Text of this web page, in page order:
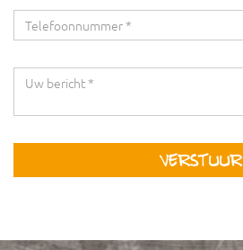
Verstuur